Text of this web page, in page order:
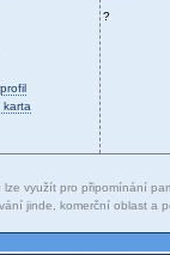
karta
?
využít pro připomínání
jinde, komerční oblast a